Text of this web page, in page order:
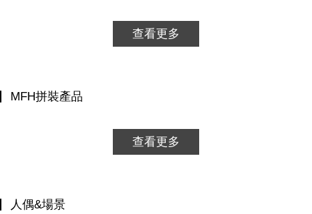
查看更多
MFH拼裝產品
查看更多
人偶&場景